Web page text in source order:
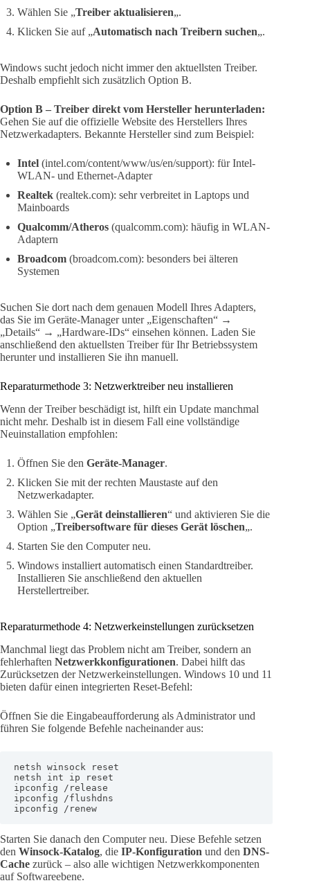
Wählen Sie „Treiber aktualisieren„.
Klicken Sie auf „Automatisch nach Treibern suchen„.
Windows sucht jedoch nicht immer den aktuellsten Treiber.
Deshalb empfiehlt sich zusätzlich Option B.
Option B – Treiber direkt vom Hersteller herunterladen:
Gehen Sie auf die offizielle Website des Herstellers Ihres
Netzwerkadapters. Bekannte Hersteller sind zum Beispiel:
Intel (intel.com/content/www/us/en/support): für Intel-
WLAN- und Ethernet-Adapter
Realtek (realtek.com): sehr verbreitet in Laptops und
Mainboards
Qualcomm/Atheros (qualcomm.com): häufig in WLAN-
Adaptern
Broadcom (broadcom.com): besonders bei älteren
Systemen
Suchen Sie dort nach dem genauen Modell Ihres Adapters,
das Sie im Geräte-Manager unter „Eigenschaften“ →
„Details“ → „Hardware-IDs“ einsehen können. Laden Sie
anschließend den aktuellsten Treiber für Ihr Betriebssystem
herunter und installieren Sie ihn manuell.
Reparaturmethode 3: Netzwerktreiber neu installieren
Wenn der Treiber beschädigt ist, hilft ein Update manchmal
nicht mehr. Deshalb ist in diesem Fall eine vollständige
Neuinstallation empfohlen:
Öffnen Sie den Geräte-Manager.
Klicken Sie mit der rechten Maustaste auf den
Netzwerkadapter.
Wählen Sie „Gerät deinstallieren“ und aktivieren Sie die
Option „Treibersoftware für dieses Gerät löschen„.
Starten Sie den Computer neu.
Windows installiert automatisch einen Standardtreiber.
Installieren Sie anschließend den aktuellen
Herstellertreiber.
Reparaturmethode 4: Netzwerkeinstellungen zurücksetzen
Manchmal liegt das Problem nicht am Treiber, sondern an
fehlerhaften Netzwerkkonfigurationen. Dabei hilft das
Zurücksetzen der Netzwerkeinstellungen. Windows 10 und 11
bieten dafür einen integrierten Reset-Befehl:
Öffnen Sie die Eingabeaufforderung als Administrator und
führen Sie folgende Befehle nacheinander aus:
netsh winsock reset
netsh int ip reset
ipconfig /release
ipconfig /flushdns
ipconfig /renew
Starten Sie danach den Computer neu. Diese Befehle setzen
den Winsock-Katalog, die IP-Konfiguration und den DNS-
Cache zurück – also alle wichtigen Netzwerkkomponenten
auf Softwareebene.